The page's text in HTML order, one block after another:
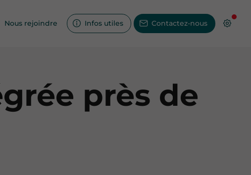
Nous rejoindre Infos utiles Contactez-nous
près de